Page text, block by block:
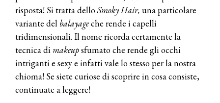
risposta! Si tratta delloSmoky Hair, una particolare
variante del balayageche rende i capelli
tridimensionali. Il nome ricorda certamente la
tecnica di makeupsfumato che rende gli occhi
intriganti e sexy e infatti vale lo stesso per la nostra
chioma! Se siete curiose di scoprire in cosa consiste,
continuate a leggere!